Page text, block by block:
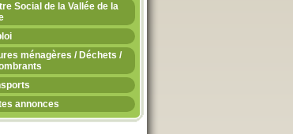
Social de la Vallée de la
ménagères / Déchets /
annonces